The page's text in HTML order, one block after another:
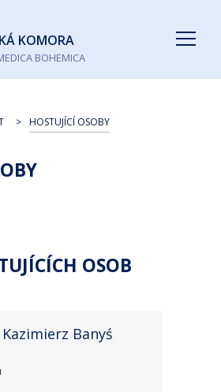
KOMORA
BOHEMICA
HOSTUJÍCÍ OSOBY
OSOB
Banyś